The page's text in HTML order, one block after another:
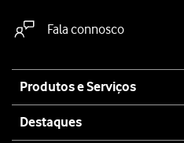
Fala connosco
map
Produtos e Serviços
Destaques